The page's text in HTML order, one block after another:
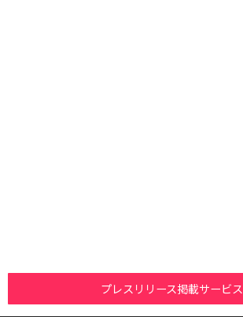
プレスリリース掲載サービス